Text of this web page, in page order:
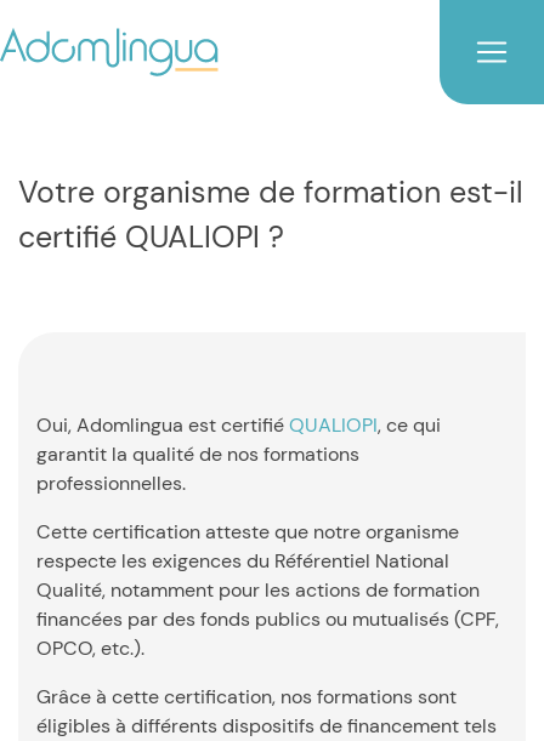
Votre organisme de formation est-il
certifié QUALIOPI ?
Oui, Adomlingua est certifiéQUALIOPI, ce qui
garantit la qualité de nos formations
professionnelles.
Cette certification atteste que notre organisme
respecte les exigences du Référentiel National
Qualité, notamment pour les actions de formation
financées par des fonds publics ou mutualisés (CPF,
OPCO, etc.).
Grâce à cette certification, nos formations sont
éligibles à différents dispositifs de financement tels